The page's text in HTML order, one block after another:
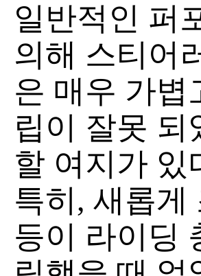
일반적인 퍼
의해 스티어
은 매우 가볍
립이 잘못
할 여지가 있
특히, 새롭게
등이 라이딩